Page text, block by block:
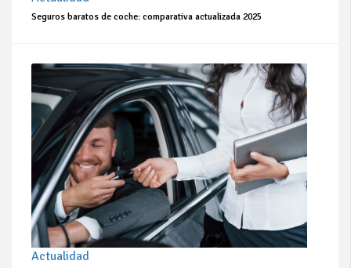
Seguros baratos de coche: comparativa actualizada 2025
Actualidad